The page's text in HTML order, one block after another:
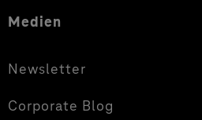
Medien
Newsletter
Corporate Blog